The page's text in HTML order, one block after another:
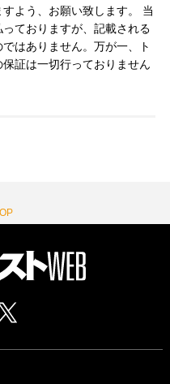
よう、お願い致します。 当
ておりますが、記載される
はありません。万が一、ト
証は一切行っておりません